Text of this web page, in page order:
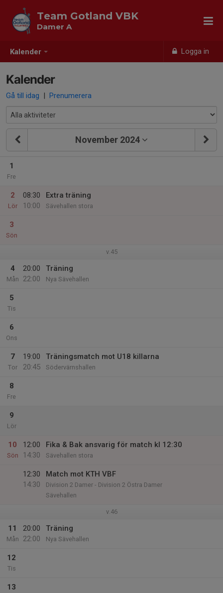
Kalender Logga in
Team Gotland VBK
Damer A
Kalender
Gå till idag | Prenumerera
November 2024
1
Fre
2
Lör
08:30
10:00
Extra träning
Sävehallen stora
3
Sön
v.45
4
Mån
20:00
22:00
Träning
Nya Sävehallen
5
Tis
6
Ons
7
Tor
19:00
20:45
Träningsmatch mot U18 killarna
Södervärnshallen
8
Fre
9
Lör
10
Sön
12:00
14:30
Fika & Bak ansvarig för match kl 12:30
Sävehallen stora
12:30
14:30
Match mot KTH VBF
Division 2 Damer - Division 2 Östra Damer
Sävehallen
v.46
11
Mån
20:00
22:00
Träning
Nya Sävehallen
12
Tis
13